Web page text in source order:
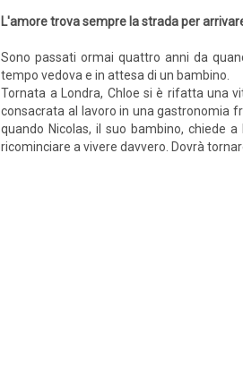
L'amore trova sempre la strada per
Sono passati ormai quattro anni da
tempo vedova e in attesa di un bambino.
Tornata a Londra, Chloe si è rifatta una
consacrata al lavoro in una gastronomia
quando Nicolas, il suo bambino, chiede
ricominciare a vivere davvero. Dovrà